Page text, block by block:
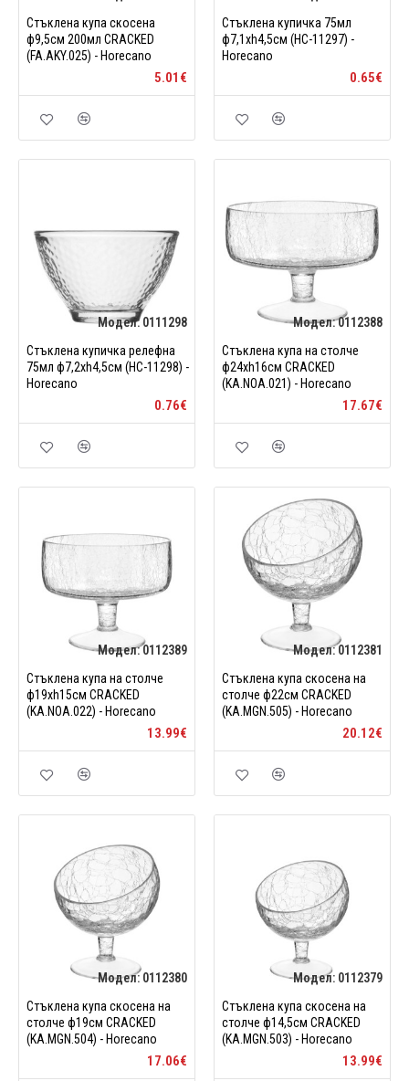
Стъклена купа скосена
ф9,5см 200мл CRACKED
(FA.AKY.025) - Horecano
5.01€
Стъклена купичка 75мл
ф7,1xh4,5см (HC-11297) -
Horecano
0.65€
Модел: 0111298
Стъклена купичка релефна
75мл ф7,2xh4,5см (HC-11298) -
Horecano
0.76€
Модел:0112388
Стъклена купа на столче
ф24xh16см CRACKED
(KA.NOA.021) - Horecano
17.67€
Модел:0112389
Стъклена купа на столче
ф19xh15см CRACKED
(KA.NOA.022) - Horecano
13.99€
Модел:0112381
Стъклена купа скосена на
столче ф22см CRACKED
(KA.MGN.505) - Horecano
20.12€
Модел: 0112380
Стъклена купа скосена на
столче ф19см CRACKED
(KA.MGN.504) - Horecano
17.06€
Модел: 0112379
Стъклена купа скосена на
столче ф14,5см CRACKED
(KA.MGN.503) - Horecano
13.99€